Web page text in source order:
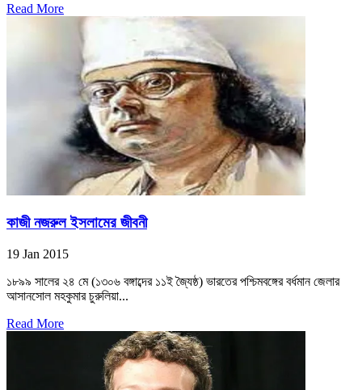
Read More
কাজী নজরুল ইসলামের জীবনী
19 Jan 2015
১৮৯৯ সালের ২৪ মে (১৩০৬ বঙ্গাব্দের ১১ই জ্যৈষ্ঠ) ভারতের পশ্চিমবঙ্গের বর্ধমান জেলার
আসানসোল মহকুমার চুরুলিয়া...
Read More